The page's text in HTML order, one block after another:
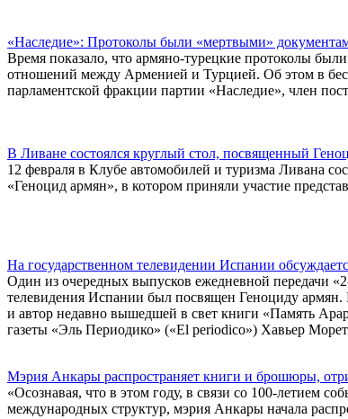
«Наследие»: Протоколы были «мертвыми»
Время показало, что армяно-турецкие протоколы
отношений между Арменией и Турцией. Об этом в
парламентской фракции партии «Наследие», член
В Ливане состоялся круглый стол, посвященный
12 февраля в Клубе автомобилей и туризма Ливана
«Геноцид армян», в котором приняли участие
На государственном телевидении Испании
Один из очередных выпусков ежедневной передачи
телевидения Испании был посвящен Геноциду армян.
и автор недавно вышедшей в свет книги «Память
газеты «Эль Периодико» («El periodico») Хавьер
Мэрия Анкары распространяет книги и брошюры,
«Осознавая, что в этом году, в связи со 100-летием
международных структур, мэрия Анкары начала